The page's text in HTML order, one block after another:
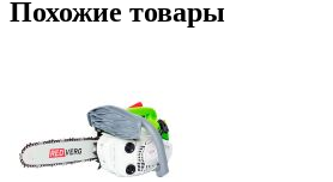
Похожие товары